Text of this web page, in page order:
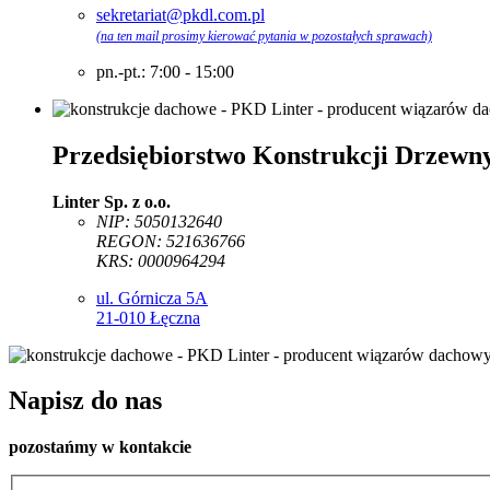
sekretariat@pkdl.com.pl
(na ten mail prosimy kierować pytania w pozostałych sprawach)
pn.-pt.: 7:00 - 15:00
Przedsiębiorstwo Konstrukcji
Linter Sp. z o.o.
NIP: 5050132640
REGON: 521636766
KRS: 0000964294
ul. Górnicza 5A
21-010 Łęczna
Napisz do nas
pozostańmy w kontakcie